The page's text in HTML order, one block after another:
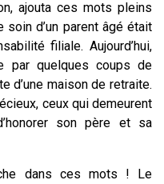
ajouta ces mots pleins
d’un parent âgé était
filiale. Aujourd’hui,
par quelques coups de
d’une maison de retraite.
ceux qui demeurent
son père et sa
dans ces mots ! Le